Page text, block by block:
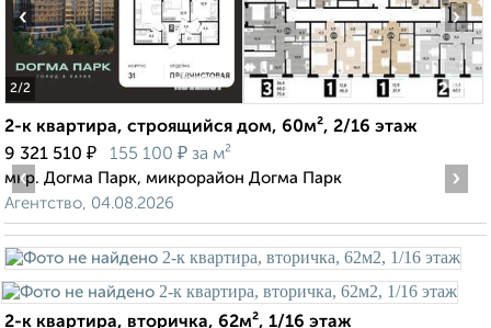
2/2
‹ ›
2-к квартира, строящийся дом, 60м², 2/16 этаж
9 321 510 ₽ 155 100 ₽ за м²
мкр. Догма Парк, микрорайон Догма Парк
Агентство, 04.08.2026
‹ ›
2-к квартира, вторичка, 62м², 1/16 этаж